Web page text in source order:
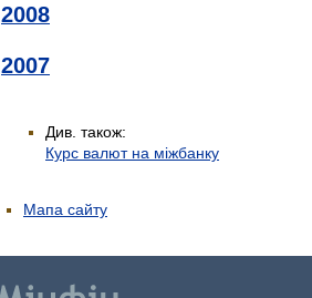
2008
2007
Див. також:
Курс валют на міжбанку
Мапа сайту